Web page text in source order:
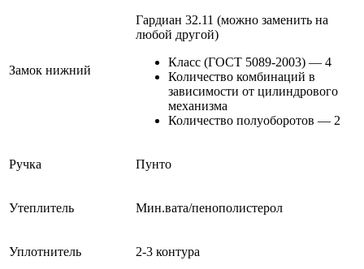
Замок нижний
Гардиан 32.11 (можно заменить на
любой другой)
Класс (ГОСТ 5089-2003) — 4
Количество комбинаций в
зависимости от цилиндрового
механизма
Количество полуоборотов — 2
Ручка Пунто
Утеплитель Мин.вата/пенополистерол
Уплотнитель 2-3 контура